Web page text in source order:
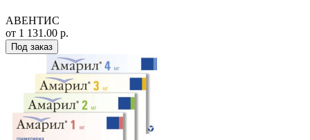
АВЕНТИС
от 1 131.00 р.
Под заказ